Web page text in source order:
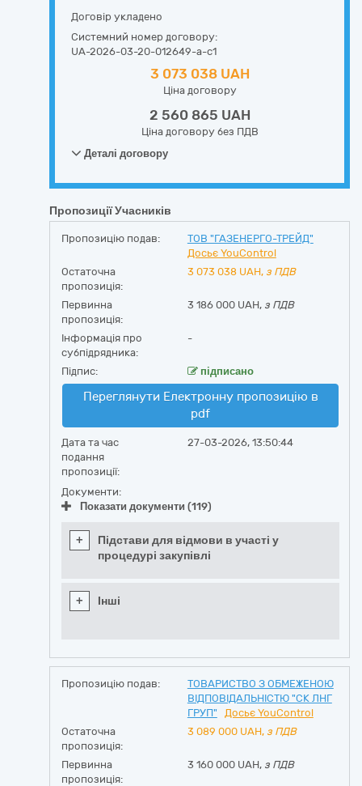
Договір укладено
Системний номер договору:
UA-2026-03-20-012649-a-c1
3 073 038 UAH
Ціна договору
2 560 865 UAH
Ціна договору без ПДВ
Деталі договору
Пропозиції Учасників
Пропозицію подав:
ТОВ "ГАЗЕНЕРГО-ТРЕЙД"
Досьє YouControl
Остаточна
пропозиція:
3 073 038 UAH, з ПДВ
Первинна
пропозиція:
3 186 000 UAH, з ПДВ
Інформація про
субпідрядника:
-
Підпис: підписано
Переглянути Електронну пропозицію в
pdf
Дата та час
подання
пропозиції:
27-03-2026, 13:50:44
Документи:
Показати документи (119)
+
Підстави для відмови в участі у
процедурі закупівлі
+ Інші
Пропозицію подав:
ТОВАРИСТВО З ОБМЕЖЕНОЮ
ВІДПОВІДАЛЬНІСТЮ "СК ЛНГ
ГРУП"
Досьє YouControl
Остаточна
пропозиція:
3 089 000 UAH, з ПДВ
Первинна
пропозиція:
3 160 000 UAH, з ПДВ